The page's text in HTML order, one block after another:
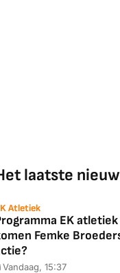
laatste
Atletiek
EK
Femke
Vandaag, 15:37